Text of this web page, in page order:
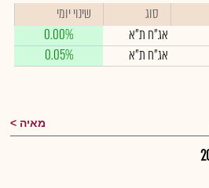
סוג
שינוי יומי
אג"ח ת"א
0.00%
אג"ח ת"א 0.05%
מאיה